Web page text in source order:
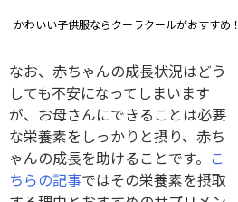
かわいい子供服ならクーラクールがおすすめ！
なお、赤ちゃんの成長状況はどう
しても不安になってしまいます
が、お母さんにできることは必要
な栄養素をしっかりと摂り、赤ち
ゃんの成長を助けることです。 こ
ちらの記事ではその栄養素を摂取